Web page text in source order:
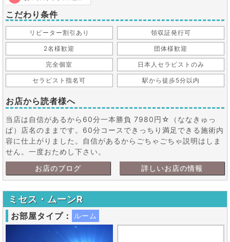
こだわり条件
リピーター割引あり 領収証発行可
2名様歓迎 団体様歓迎
完全個室 日本人セラピストのみ
セラピスト指名可 駅から徒歩5分以内
詳しいお店の情報
お店のブログ
お店から読者様へ
当店は自信があるから60分一本勝負 7980円☆（ななきゅっ
ぱ）店名のままです。60分コースできっちり満足できる施術内
容に仕上がりました。自信があるからごちゃごちゃ説明はしま
せん。一度おためし下さい。
ミセス・ムーンR
お部屋タイプ： ルーム